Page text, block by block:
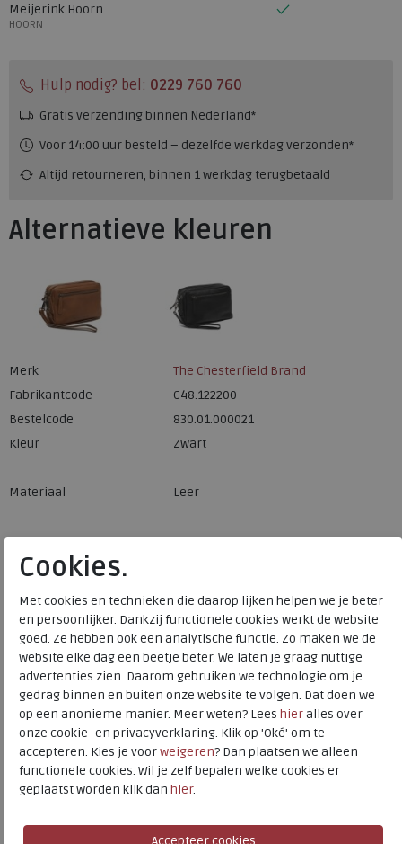
Deze leren schoudertas Samui is ons favoriete
reismaatje! Deze compacte schoudertas is van alle
markten thuis. Zo heeft de leren schoudertas Samui een
afneembare schouderband en een polsbandje. Zo kun je
de tas op meerdere manieren gebruiken.Het hoofdvak is
opgedeeld in twee compartimenten met ritssluiting. De
hoofdvakken zijn ruim genoeg om persoonlijke spullen
zoals telefoon, (zonne)bril, portemonnee, paspoort en
reispapieren. In totaal beschikt deze schoudertas over 5
ritsvakken.Deze leren rugzak is gemaakt van hoogwaardig
Wax Pull-up leer. Wax Pull-up leer wordt gekenmerkt door
een zachte en soepele structuur. Eventuele
speciale behandeling die de tas heeft ondergaan. Zo gaat
Meijerink Hoorn
HOORN
Hulp nodig? bel: 0229 760 760
Gratis verzending binnen Nederland*
Voor 14:00 uur besteld = dezelfde werkdag verzonden*
Altijd retourneren, binnen 1 werkdag terugbetaald
Alternatieve kleuren
Merk
The Chesterfield Brand
Fabrikantcode
C48.122200
Bestelcode
830.01.000021
Kleur
Zwart
Materiaal Leer
Cookies.
Met cookies en technieken die daarop lijken helpen we je beter
en persoonlijker. Dankzij functionele cookies werkt de website
goed. Ze hebben ook een analytische functie. Zo maken we de
website elke dag een beetje beter. We laten je graag nuttige
advertenties zien. Daarom gebruiken we technologie om je
gedrag binnen en buiten onze website te volgen. Dat doen we
op een anonieme manier. Meer weten? Lees hieralles over
onze cookie- en privacyverklaring. Klik op 'Oké' om te
accepteren. Kies je voorweigeren? Dan plaatsen we alleen
functionele cookies. Wil je zelf bepalen welke cookies er
geplaatst worden klik dan hier.